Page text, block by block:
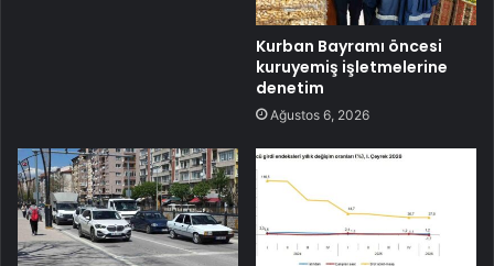
Kurban Bayramı öncesi
kuruyemiş işletmelerine
denetim
Ağustos 6, 2026